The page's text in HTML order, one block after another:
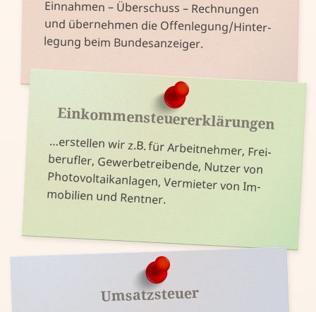
und über­nehmen die Offen­legung/Hinter­
legung beim Bundes­anzeiger.
Einkommen­steuer­erklärungen
…erstellen wir z.B. für Arbeit­nehmer, Frei­
berufler, Gewerbe­treibende, Nutzer von
Photo­voltaik­anlagen, Ver­mieter von Im­
mobilien und Rentner.
Umsatzsteuer